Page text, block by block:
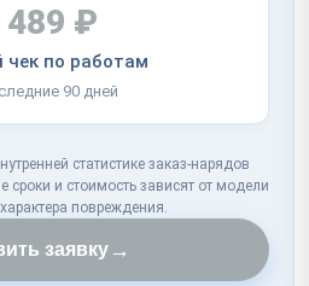
489 ₽
чек по работам
90 дней
статистике заказ-нарядов
сроки и стоимость зависят от модели
повреждения.
заявку→